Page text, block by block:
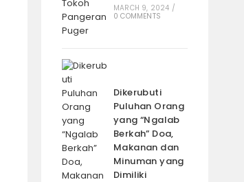
MARCH 9, 2024 /
0 COMMENTS
Dikerubuti
Puluhan Orang
yang “Ngalab
Berkah” Doa,
Makanan dan
Minuman yang
Dimiliki